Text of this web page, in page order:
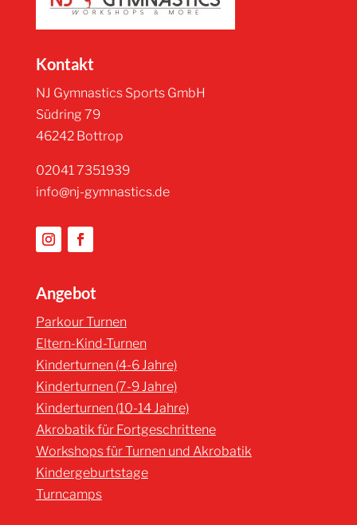
Kontakt
NJ Gymnastics Sports GmbH
Südring 79
46242 Bottrop
02041 7351939
info@nj-gymnastics.de
Angebot
Parkour Turnen
Eltern-Kind-Turnen
Kinderturnen (4-6 Jahre)
Kinderturnen (7-9 Jahre)
Kinderturnen (10-14 Jahre)
Akrobatik für Fortgeschrittene
Workshops für Turnen und Akrobatik
Kindergeburtstage
Turncamps